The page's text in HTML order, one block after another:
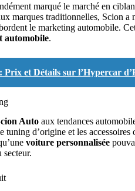
marqué le marché en
marques traditionnelles, Scion a
le marketing automobile.
automobile.
et Détails sur l’Hypercar
Auto aux tendances
tuning d’origine et les
voiture personnalisée